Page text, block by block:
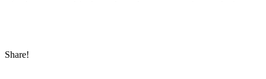
Share!